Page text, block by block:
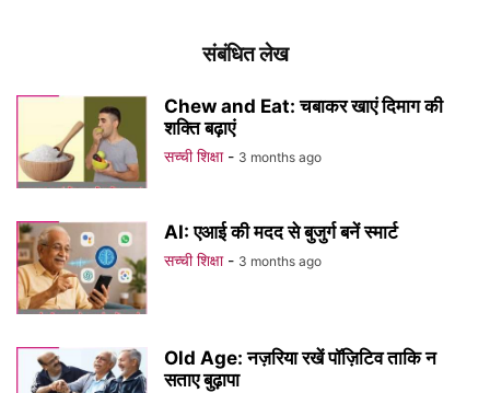
संबंधित लेख
Chew and Eat: चबाकर खाएं दिमाग की
शक्ति बढ़ाएं
सच्ची शिक्षा - 3 months ago
AI: एआई की मदद से बुजुर्ग बनें स्मार्ट
सच्ची शिक्षा - 3 months ago
Old Age: नज़रिया रखें पॉज़िटिव ताकि न
सताए बुढ़ापा